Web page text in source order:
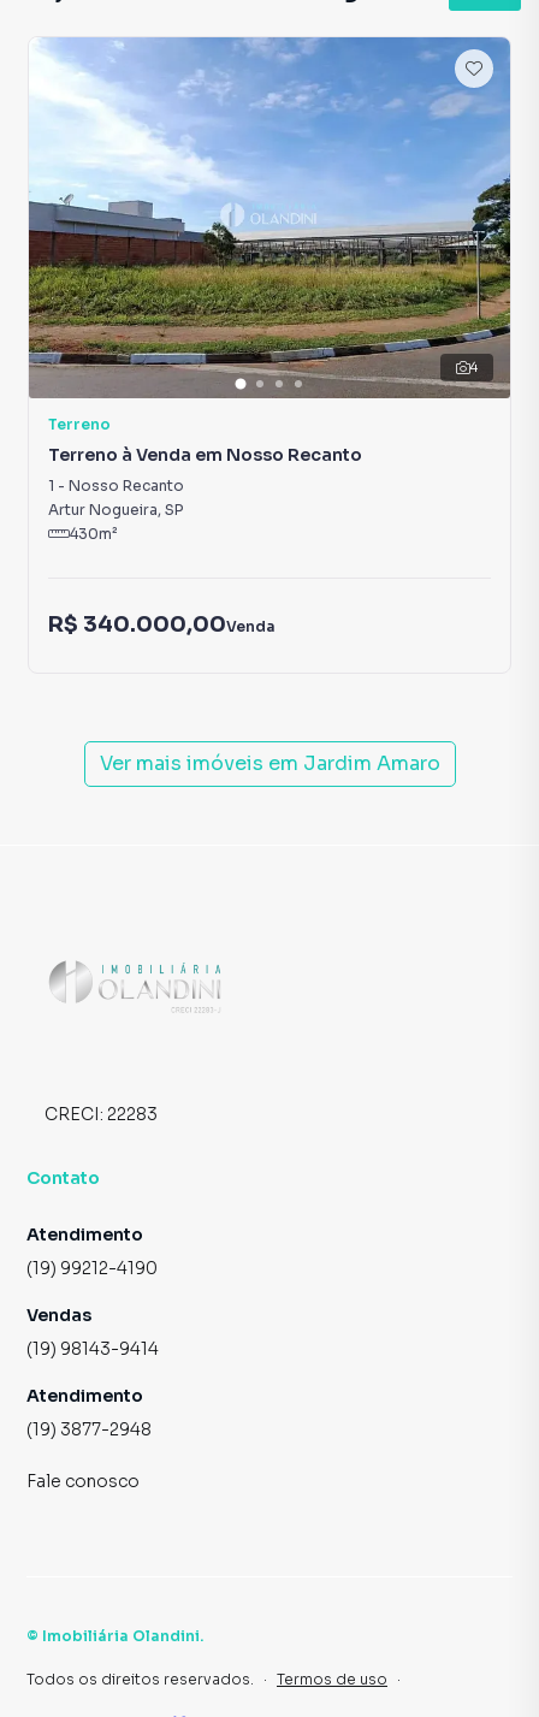
4
Terreno
Terreno à Venda em Nosso Recanto
1 - Nosso Recanto
Artur Nogueira, SP
430m²
R$ 340.000,00Venda
Ver mais imóveis em Jardim Amaro
CRECI: 22283
Contato
Atendimento
(19) 99212-4190
Vendas
(19) 98143-9414
Atendimento
(19) 3877-2948
Fale conosco
© Imobiliária Olandini.
Todos os direitos reservados. · Termos de uso ·